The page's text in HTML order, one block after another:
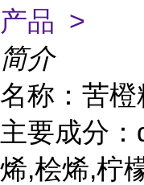
产品 >
简介
名称：苦橙
主要成分
烯,桧烯,柠